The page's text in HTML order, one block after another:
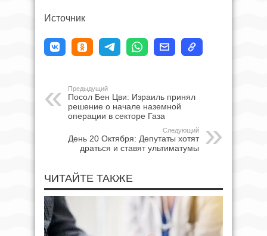
Источник
Предыдущий
Посол Бен Цви: Израиль принял
решение о начале наземной
операции в секторе Газа
Следующий
День 20 Октября: Депутаты хотят
драться и ставят ультиматумы
ЧИТАЙТЕ ТАКЖЕ